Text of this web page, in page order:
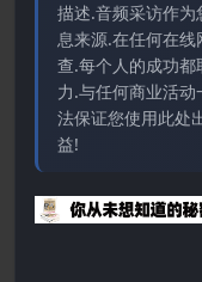
描述.音频采访作
息来源.在任何在
查.每个人的成功
力.与任何商业活
法保证您使用此处
益!